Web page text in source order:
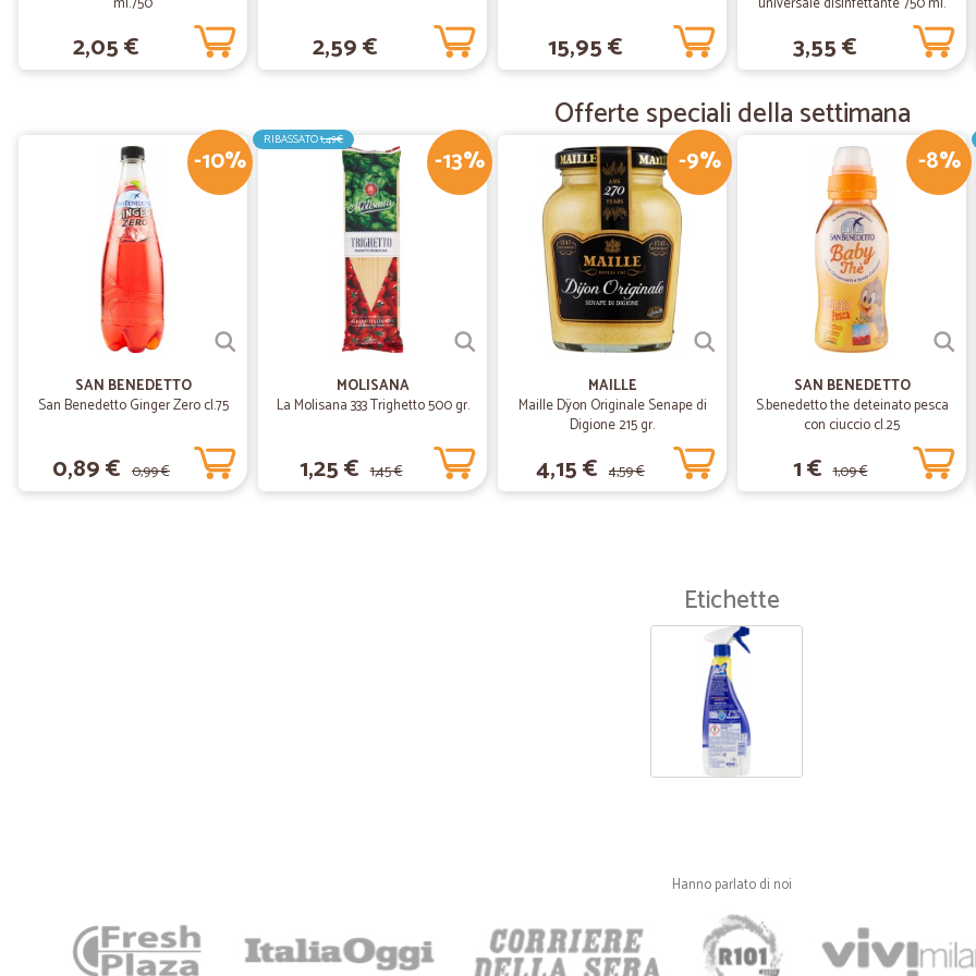
Tutto bene.Tempi di
Tutto bene.Tempi di consegna
Rapidi,seri e ben organizzati.
Rapidi,seri e ben organizzati. Ne
2,05 € 2,59 € 15,95 € 3,55 €
Offerte speciali della settimana
-10%
SAN BENEDETTO
San Benedetto Ginger Zero cl.75
0,89 € 0,99 €
-13%
RIBASSATO1,49€
MOLISANA
La Molisana 333 Trighetto 500 gr.
1,25 € 1,45 €
-9%
MAILLE
Maille Dÿon Originale Senape di
Digione 215 gr.
4,15 € 4,59 €
-8%
SAN BENEDETTO
S.benedetto the deteinato pesca
con ciuccio cl.25
1 € 1,09 €
Etichette
Hanno parlato di noi